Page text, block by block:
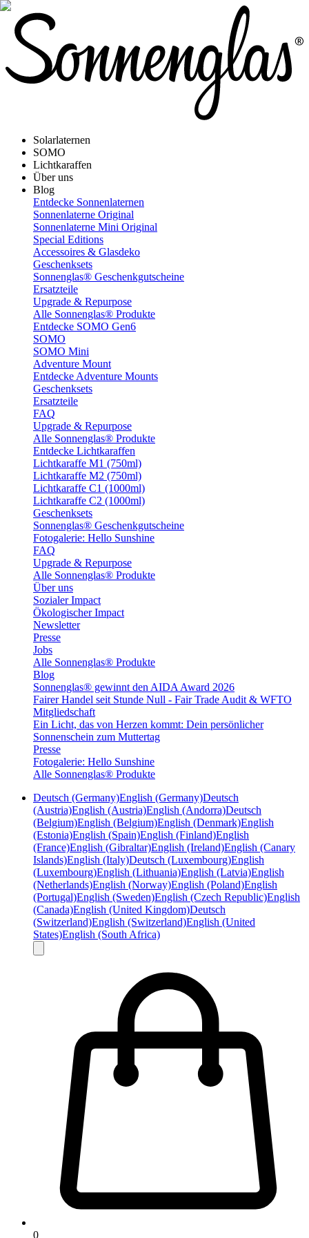
Solarlaternen
SOMO
Lichtkaraffen
Über uns
Blog
Entdecke Sonnenlaternen
Sonnenlaterne Original
Sonnenlaterne Mini Original
Special Editions
Accessoires & Glasdeko
Geschenksets
Sonnenglas® Geschenkgutscheine
Ersatzteile
Upgrade & Repurpose
Alle Sonnenglas® Produkte
Entdecke SOMO Gen6
SOMO
SOMO Mini
Adventure Mount
Entdecke Adventure Mounts
Geschenksets
Ersatzteile
FAQ
Upgrade & Repurpose
Alle Sonnenglas® Produkte
Entdecke Lichtkaraffen
Lichtkaraffe M1 (750ml)
Lichtkaraffe M2 (750ml)
Lichtkaraffe C1 (1000ml)
Lichtkaraffe C2 (1000ml)
Geschenksets
Sonnenglas® Geschenkgutscheine
Fotogalerie: Hello Sunshine
FAQ
Upgrade & Repurpose
Alle Sonnenglas® Produkte
Über uns
Sozialer Impact
Ökologischer Impact
Newsletter
Presse
Jobs
Alle Sonnenglas® Produkte
Blog
Sonnenglas® gewinnt den AIDA Award 2026
Fairer Handel seit Stunde Null - Fair Trade Audit & WFTO
Mitgliedschaft
Ein Licht, das von Herzen kommt: Dein persönlicher
Sonnenschein zum Muttertag
Presse
Fotogalerie: Hello Sunshine
Alle Sonnenglas® Produkte
Deutsch (Germany)English (Germany)Deutsch
(Austria)English (Austria)English (Andorra)Deutsch
(Belgium)English (Belgium)English (Denmark)English
(Estonia)English (Spain)English (Finland)English
(France)English (Gibraltar)English (Ireland)English (Canary
Islands)English (Italy)Deutsch (Luxembourg)English
(Luxembourg)English (Lithuania)English (Latvia)English
(Netherlands)English (Norway)English (Poland)English
(Portugal)English (Sweden)English (Czech Republic)English
(Canada)English (United Kingdom)Deutsch
(Switzerland)English (Switzerland)English (United
States)English (South Africa)
0